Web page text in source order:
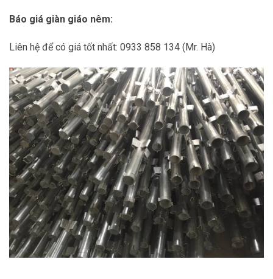
Báo giá giàn giáo nêm:
Liên hệ để có giá tốt nhất: 0933 858 134 (Mr. Hà)